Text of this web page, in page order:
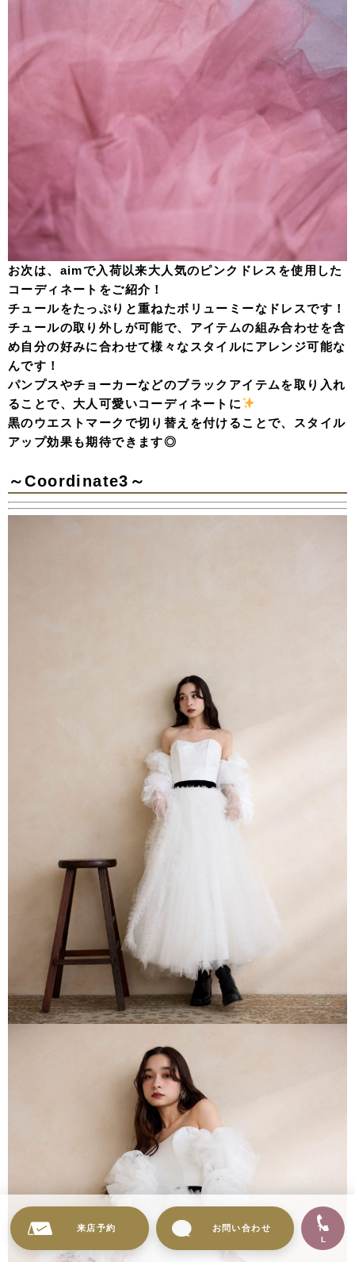
お次は、aimで入荷以来大人気のピンクドレスを使用した
コーディネートをご紹介！
チュールをたっぷりと重ねたボリューミーなドレスです！
チュールの取り外しが可能で、アイテムの組み合わせを含
め自分の好みに合わせて様々なスタイルにアレンジ可能な
んです！
パンプスやチョーカーなどのブラックアイテムを取り入れ
ることで、大人可愛いコーディネートに
黒のウエストマークで切り替えを付けることで、スタイル
アップ効果も期待できます◎
～Coordinate3～
来店予約 お問い合わせ
TE
L